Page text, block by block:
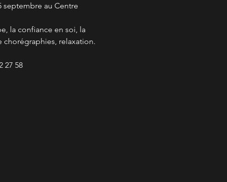
septembre au Centre
la confiance en soi, la
relaxation.
27 58